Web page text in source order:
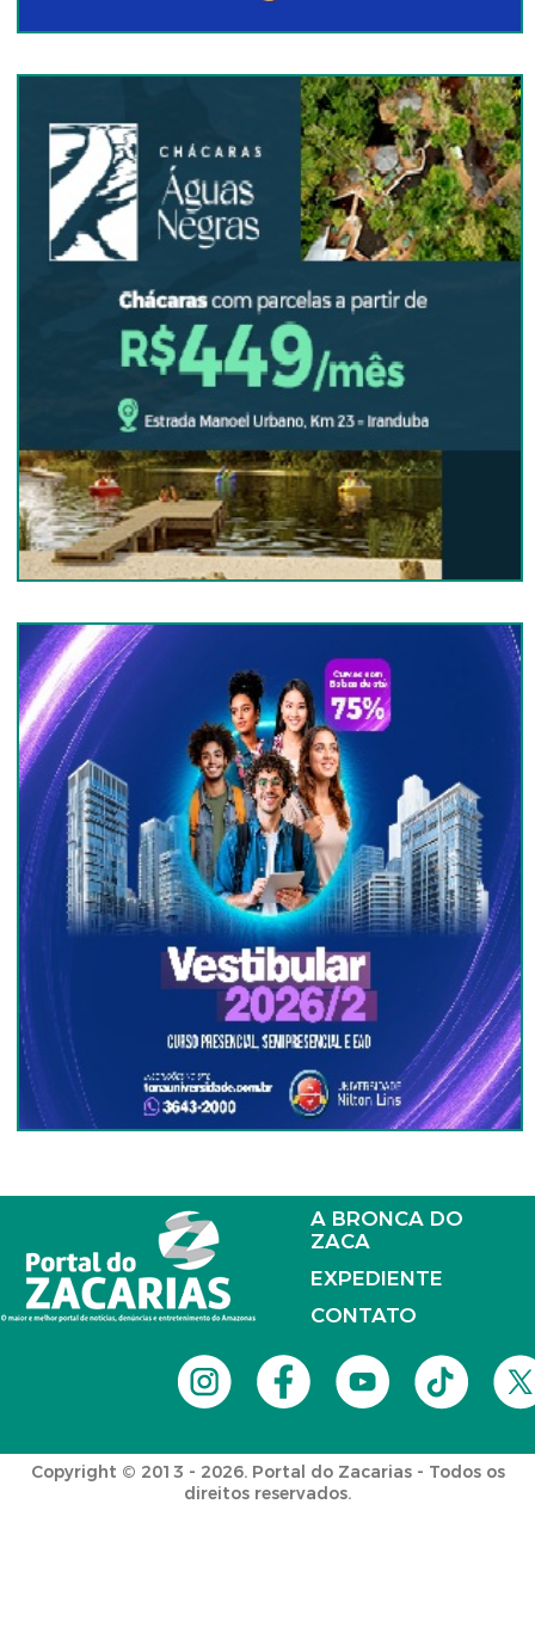
A BRONCA DO
ZACA
EXPEDIENTE
CONTATO
Copyright © 2013 - 2026. Portal do Zacarias - Todos os
direitos reservados.